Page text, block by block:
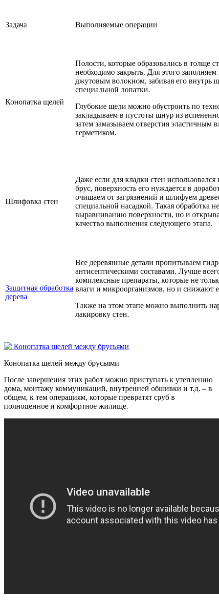
Задача Выполняемые операции
Конопатка щелей
Полости, которые образовались в толще
необходимо закрыть. Для этого
джутовым волокном, забивая его внутрь
специальной лопатки.
Глубокие щели можно обустроить по
закладываем в пустоты шнур из
затем замазываем отверстия эластичным
герметиком.
Шлифовка стен
Даже если для кладки стен
брус, поверхность его нуждается в
очищаем от загрязнений и шлифуем
специальной насадкой. Такая обработка
выравниванию поверхности, но и
качество выполнения следующего этапа.
Защитная обработка
дерева
Все деревянные детали пропитываем
антисептическими составами. Лучше
комплексные препараты, которые не
влаги и микроорганизмов, но и снижают
Также на этом этапе можно выполнить
лакировку стен.
Конопатка щелей между брусьями
После завершения этих работ можно приступать к утеплению
дома, монтажу коммуникаций, внутренней обшивки и т.д. – в
общем, к тем операциям, которые превратят сруб в
полноценное и комфортное жилище.